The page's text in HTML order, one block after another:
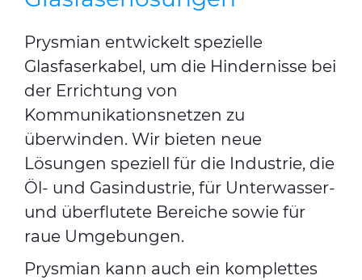
Prysmian entwickelt spezielle
Glasfaserkabel, um die Hindernisse bei
der Errichtung von
Kommunikationsnetzen zu
überwinden. Wir bieten neue
Lösungen speziell für die Industrie, die
Öl- und Gasindustrie, für Unterwasser-
und überflutete Bereiche sowie für
raue Umgebungen.
Prysmian kann auch ein komplettes